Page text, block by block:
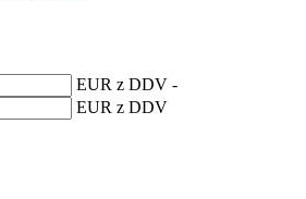
EUR z DDV -
EUR z DDV